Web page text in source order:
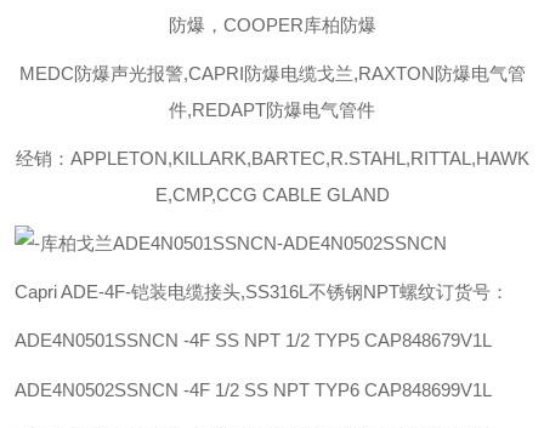
防爆，COOPER库柏防爆
MEDC防爆声光报警,CAPRI防爆电缆戈兰,RAXTON防爆电气管
件,REDAPT防爆电气管件
经销：APPLETON,KILLARK,BARTEC,R.STAHL,RITTAL,HAWK
E,CMP,CCG CABLE GLAND
Capri ADE-4F-铠装电缆接头,SS316L不锈钢NPT螺纹订货号：
ADE4N0501SSNCN -4F SS NPT 1/2 TYP5 CAP848679V1L
ADE4N0502SSNCN -4F 1/2 SS NPT TYP6 CAP848699V1L